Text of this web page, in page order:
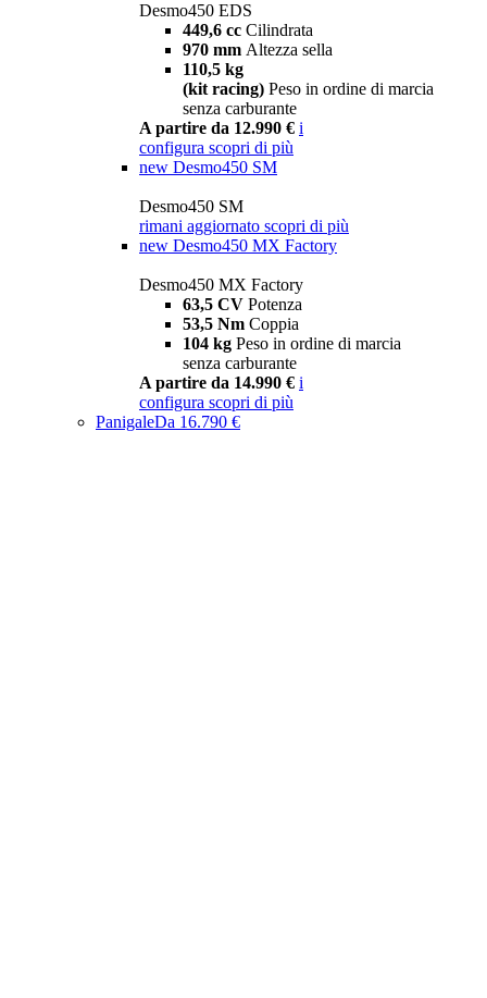
Desmo450 EDS
449,6 cc Cilindrata
970 mm Altezza sella
110,5 kg
(kit racing) Peso in ordine di marcia
senza carburante
A partire da 12.990 € i
configura scopri di più
new Desmo450 SM
Desmo450 SM
rimani aggiornato scopri di più
new Desmo450 MX Factory
Desmo450 MX Factory
63,5 CV Potenza
53,5 Nm Coppia
104 kg Peso in ordine di marcia
senza carburante
A partire da 14.990 € i
configura scopri di più
PanigaleDa 16.790 €